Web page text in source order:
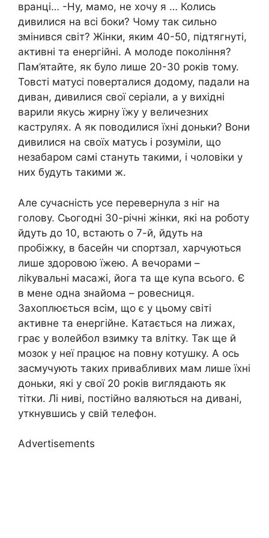
вранці… -Ну, мамо, не хочу я … Колись
дивилися на всі боки? Чому так сильно
змінився світ? Жінки, яким 40-50, підтягнуті,
активні та енергійні. А молоде покоління?
Пам’ятайте, як було лише 20-30 років тому.
Товсті матусі поверталися додому, падали на
диван, дивилися свої серіали, а у вихідні
варили якусь жирну їжу у величезних
каструлях. А як поводилися їхні доньки? Вони
дивилися на своїх матусь і розуміли, що
незабаром самі стануть такими, і чоловіки у
них будуть такими ж.
Але сучасність усе перевернула з ніг на
голову. Сьогодні 30-річні жінки, які на роботу
йдуть до 10, встають о 7-й, йдуть на
пробіжку, в басейн чи спортзал, харчуються
лише здоровою їжею. А вечорами –
ліkувальні масажі, йога та ще купа всього. Є
в мене одна знайома – ровесниця.
Захоплюється всім, що є у цьому світі
активне та енергійне. Катається на лижах,
грає у волейбол взимку та влітку. Так ще й
мозок у неї працює на повну котушку. А ось
засмучують таких привабливих мам лише їхні
доньки, які у свої 20 років виглядають як
тітки. Лі ниві, постійно валяються на дивані,
уткнувшись у свій телефон.
Advertisements